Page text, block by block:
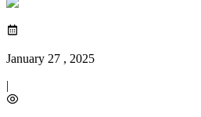
January 27 , 2025
|